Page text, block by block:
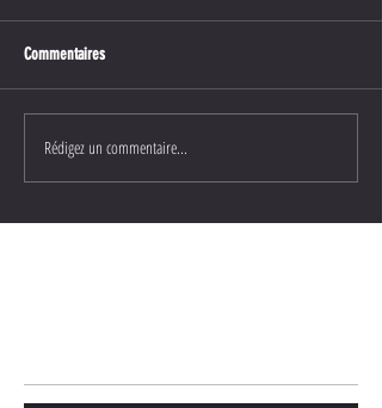
Commentaires
Rédigez un commentaire...